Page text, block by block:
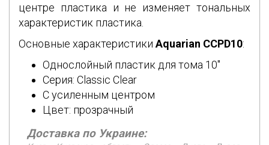
центре пластика и не изменяет тональных
характеристик пластика.
Основные характеристики Aquarian CCPD10:
Однослойный пластик для тома 10"
Серия: Classic Clear
С усиленным центром
Цвет: прозрачный
Доставка по Украине: